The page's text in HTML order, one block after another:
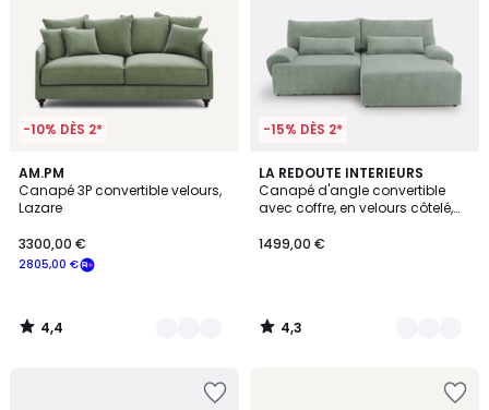
-10% DÈS 2*
AM.PM
Canapé 3P convertible velours,
Lazare
2805,00 €
3300,00 €
4,4
/ 5
16
Couleurs
4,4
/
-15% DÈS 2*
LA REDOUTE INTERIEURS
Canapé d'angle convertible
avec coffre, en velours côtelé,
1499,00 €
4,3
/ 5
7
Couleurs
4,3
/